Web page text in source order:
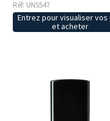
Réf: UNS547
Entrez pour visualiser vos
et acheter